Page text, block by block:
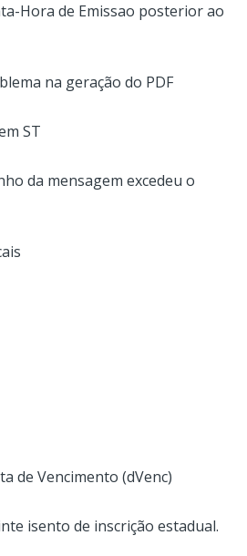
Hora de Emissao posterior ao
na geração do PDF
ST
da mensagem excedeu o
de Vencimento (dVenc)
isento de inscrição estadual.